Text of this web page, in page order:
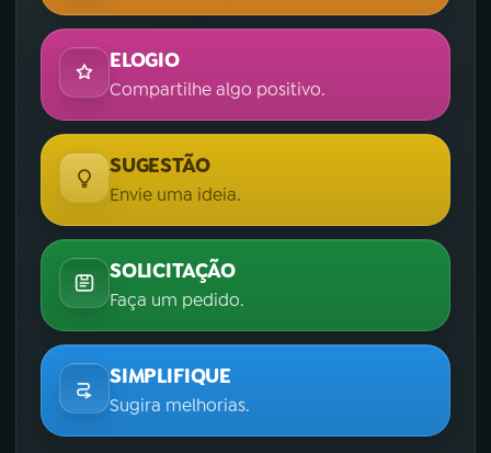
ELOGIO
Compartilhe algo positivo.
SUGESTÃO
Envie uma ideia.
SOLICITAÇÃO
Faça um pedido.
SIMPLIFIQUE
Sugira melhorias.